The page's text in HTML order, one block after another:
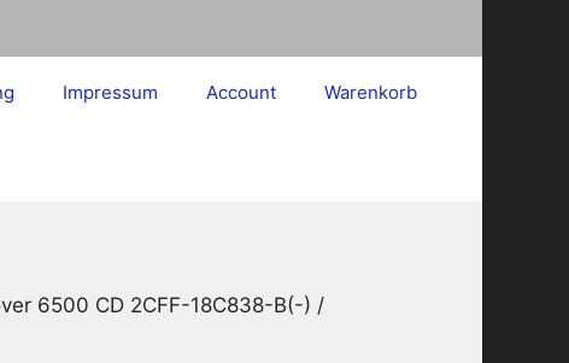
Impressum Account Warenkorb
6500 CD 2CFF-18C838-B(-) /